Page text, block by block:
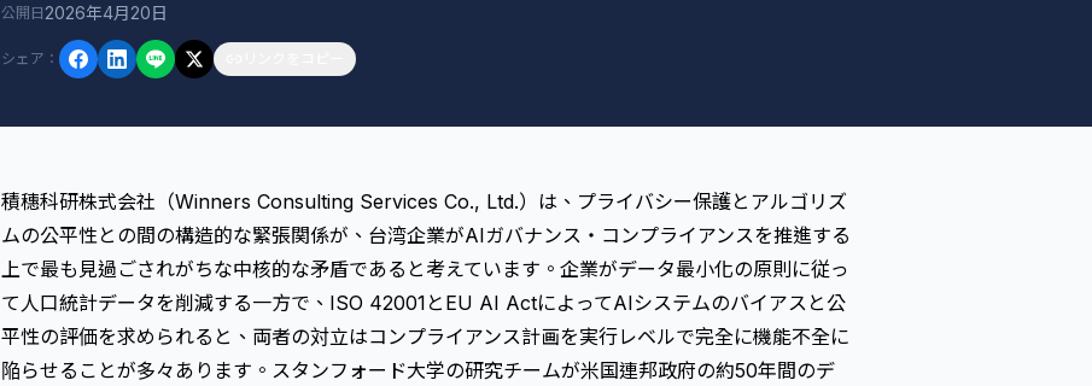
公開日 2026年4月20日
シェア ：
積穗科研株式会社（Winners Consulting Services Co., Ltd.）は、プライバシー保護とアルゴリズ
ムの公平性との間の構造的な緊張関係が、台湾企業がAIガバナンス・コンプライアンスを推進する
上で最も見過ごされがちな中核的な矛盾であると考えています。企業がデータ最小化の原則に従っ
て人口統計データを削減する一方で、ISO 42001とEU AI ActによってAIシステムのバイアス と 公
平性の評価を求められると、両者の対立はコンプライアンス計画を実行レベルで完全に機能不全に
陥らせることが多々あります。スタンフォード大学の研究チームが米国連邦政府の約50年間のデ